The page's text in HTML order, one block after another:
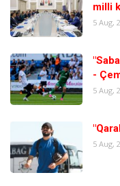
milli
5 Aug,
-
5 Aug,
5 Aug,